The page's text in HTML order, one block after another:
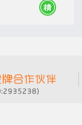
拨工作效率。